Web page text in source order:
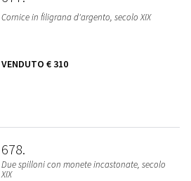
Cornice in filigrana d'argento, secolo XIX
VENDUTO € 310
678
Due spilloni con monete incastonate, secolo
XIX